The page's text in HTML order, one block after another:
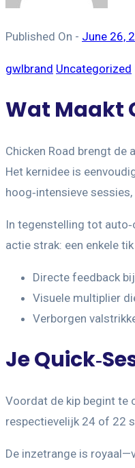
Published On - June 26,
gwlbrand Uncategorized
Wat Maakt
Chicken Road brengt de
Het kernidee is
hoog‑intensieve
In tegenstelling tot
actie strak: een enkele
Directe feedback
Visuele multiplier
Verborgen
Je
Voordat de kip begint te
respectievelijk 24 of 22
De inzetrange is